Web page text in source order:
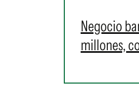
Negocio
millones,